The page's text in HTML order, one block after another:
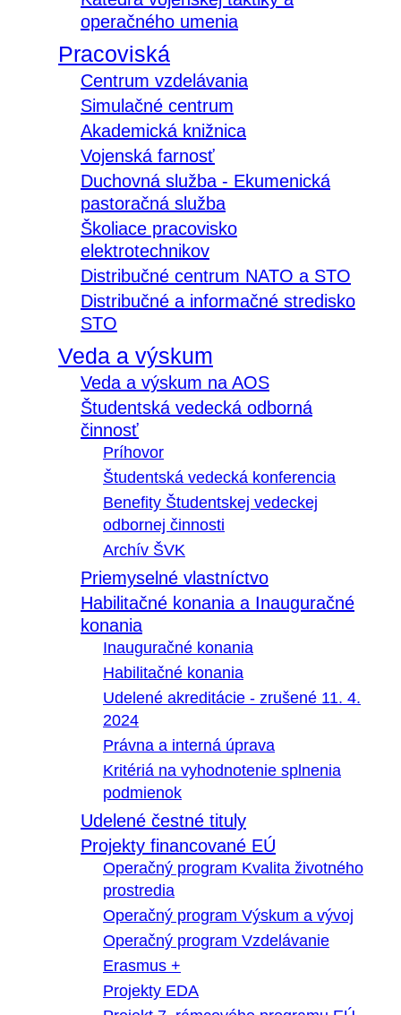
operačného umenia
Pracoviská
Centrum vzdelávania
Simulačné centrum
Akademická knižnica
Vojenská farnosť
Duchovná služba - Ekumenická
pastoračná služba
Školiace pracovisko
elektrotechnikov
Distribučné centrum NATO a STO
Distribučné a informačné stredisko
STO
Veda a výskum
Veda a výskum na AOS
Študentská vedecká odborná
činnosť
Príhovor
Študentská vedecká konferencia
Benefity Študentskej vedeckej
odbornej činnosti
Archív ŠVK
Priemyselné vlastníctvo
Habilitačné konania a Inauguračné
konania
Inauguračné konania
Habilitačné konania
Udelené akreditácie - zrušené 11. 4.
2024
Právna a interná úprava
Kritériá na vyhodnotenie splnenia
podmienok
Udelené čestné tituly
Projekty financované EÚ
Operačný program Kvalita životného
prostredia
Operačný program Výskum a vývoj
Operačný program Vzdelávanie
Erasmus +
Projekty EDA